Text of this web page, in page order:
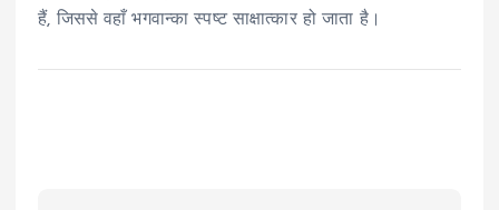
हैं, जिससे वहाँ भगवान्का स्पष्ट साक्षात्कार हो जाता है।